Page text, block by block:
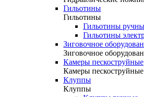
Гильотины
Гильотины
Гильотины
Гильотины
Зиговочное
Зиговочное
Камеры пескоструйные
Камеры пескоструйные
Клуппы
Клуппы